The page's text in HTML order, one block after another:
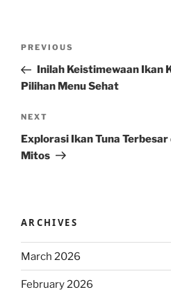
Previous
Post
PREVIOUS
Inilah Keistimewaan Ikan
Pilihan Menu Sehat
Next
Post
NEXT
Explorasi Ikan Tuna
Mitos
ARCHIVES
March 2026
February 2026